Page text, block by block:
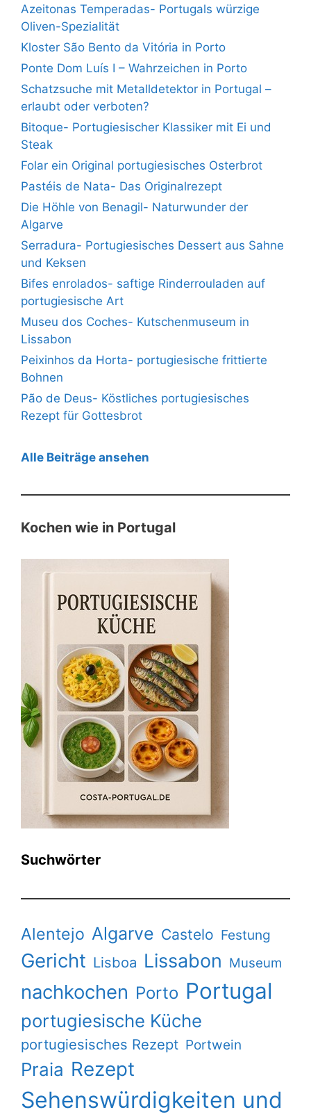
Azeitonas Temperadas- Portugals würzige
Oliven-Spezialität
Kloster São Bento da Vitória in Porto
Ponte Dom Luís I – Wahrzeichen in Porto
Schatzsuche mit Metalldetektor in Portugal –
erlaubt oder verboten?
Bitoque- Portugiesischer Klassiker mit Ei und
Steak
Folar ein Original portugiesisches Osterbrot
Pastéis de Nata- Das Originalrezept
Die Höhle von Benagil- Naturwunder der
Algarve
Serradura- Portugiesisches Dessert aus Sahne
und Keksen
Bifes enrolados- saftige Rinderrouladen auf
portugiesische Art
Museu dos Coches- Kutschenmuseum in
Lissabon
Peixinhos da Horta- portugiesische frittierte
Bohnen
Pão de Deus- Köstliches portugiesisches
Rezept für Gottesbrot
Alle Beiträge ansehen
Kochen wie in Portugal
Suchwörter
Alentejo Algarve Castelo Festung
Gericht Lisboa Lissabon Museum
nachkochen Porto Portugal
portugiesische Küche
portugiesisches Rezept Portwein
Praia Rezept
Sehenswürdigkeiten und